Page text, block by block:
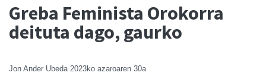
Greba Feminista Orokorra
deituta dago, gaurko
Jon Ander Ubeda 2023ko azaroaren 30a